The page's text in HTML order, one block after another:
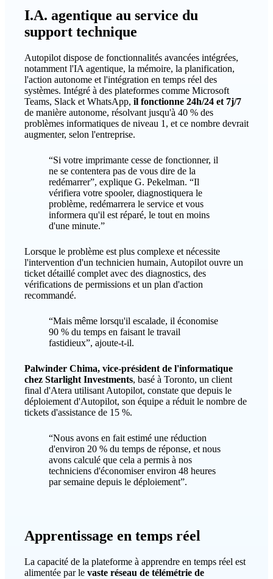
I.A. agentique au service du
support technique
Autopilot dispose de fonctionnalités avancées intégrées,
notamment l'IA agentique, la mémoire, la planification,
l'action autonome et l'intégration en temps réel des
systèmes. Intégré à des plateformes comme Microsoft
Teams, Slack et WhatsApp, il fonctionne 24h/24 et 7j/7
de manière autonome, résolvant jusqu'à 40 % des
problèmes informatiques de niveau 1, et ce nombre devrait
augmenter, selon l'entreprise.
“Si votre imprimante cesse de fonctionner, il
ne se contentera pas de vous dire de la
redémarrer”, explique G. Pekelman. “Il
vérifiera votre spooler, diagnostiquera le
problème, redémarrera le service et vous
informera qu'il est réparé, le tout en moins
d'une minute.”
Lorsque le problème est plus complexe et nécessite
l'intervention d'un technicien humain, Autopilot ouvre un
ticket détaillé complet avec des diagnostics, des
vérifications de permissions et un plan d'action
recommandé.
“Mais même lorsqu'il escalade, il économise
90 % du temps en faisant le travail
fastidieux”, ajoute-t-il.
Palwinder Chima, vice-président de l'informatique
chez Starlight Investments, basé à Toronto, un client
final d'Atera utilisant Autopilot, constate que depuis le
déploiement d'Autopilot, son équipe a réduit le nombre de
tickets d'assistance de 15 %.
“Nous avons en fait estimé une réduction
d'environ 20 % du temps de réponse, et nous
avons calculé que cela a permis à nos
techniciens d'économiser environ 48 heures
par semaine depuis le déploiement”.
Apprentissage en temps réel
La capacité de la plateforme à apprendre en temps réel est
alimentée par le vaste réseau de télémétrie de